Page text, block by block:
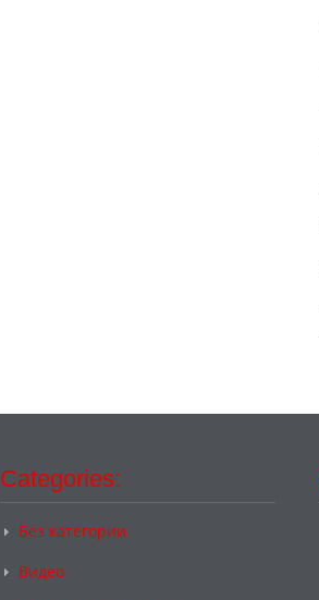
Categories:
Без категории
Видео